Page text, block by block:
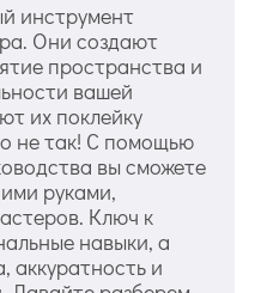
инструмент
Они создают
пространства и
вашей
их поклейку
не так! С помощью
вы сможете
руками,
Ключ к
навыки, а
аккуратность и